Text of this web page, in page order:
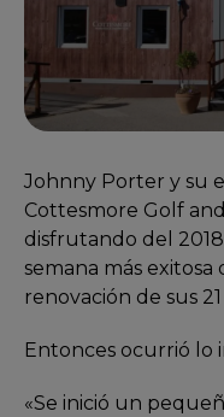
Johnny Porter y su
Cottesmore Golf
disfrutando del 2018
semana más
renovación de sus
Entonces ocurrió lo
«Se inició un